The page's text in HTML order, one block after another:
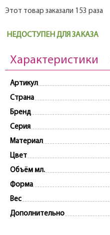
Этот товар заказали 153 раза
НЕДОСТУПЕН ДЛЯ ЗАКАЗА
Характеристики
Артикул
Страна
Бренд
Серия
Материал
Цвет
Объём мл.
Форма
Вес
Дополнительно